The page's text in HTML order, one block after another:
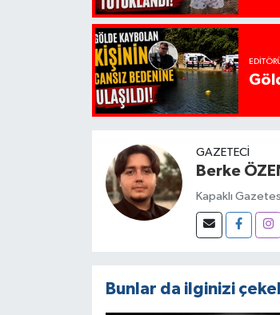
GAZETECI
Berke
Kapaklı
Bunlar da ilginizi